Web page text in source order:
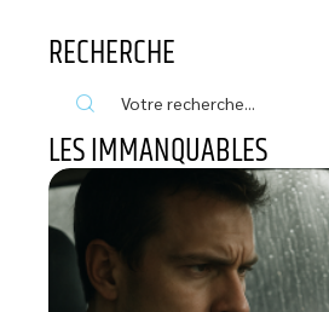
RECHERCHE
LES IMMANQUABLES